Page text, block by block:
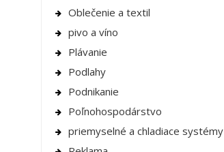
Oblečenie a textil
pivo a víno
Plávanie
Podlahy
Podnikanie
Poľnohospodárstvo
priemyselné a chladiace systémy